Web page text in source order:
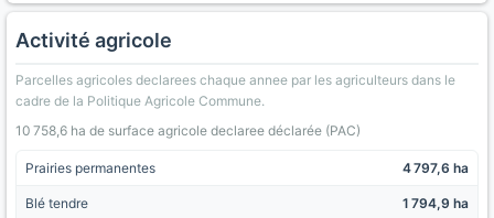
Activité agricole
Parcelles agricoles declarees chaque annee par les agriculteurs dans le
cadre de la Politique Agricole Commune.
10 758,6 ha de surface agricole declaree déclarée (PAC)
Prairies permanentes 4 797,6 ha
Blé tendre 1 794,9 ha